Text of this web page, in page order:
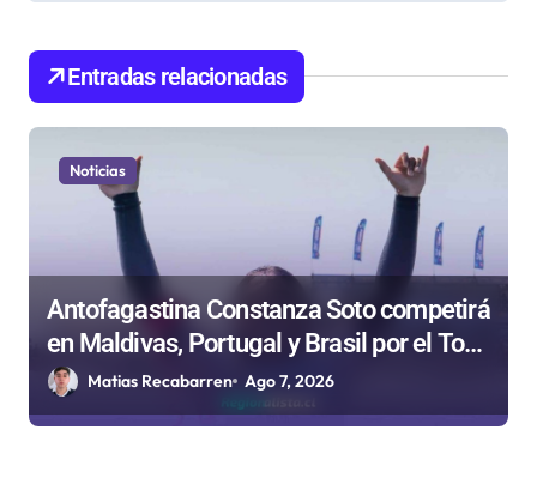
d
e
e
n
d
Entradas relacionadas
Noticias
Antofagastina Constanza Soto competirá
en Maldivas, Portugal y Brasil por el Tour
Mundial de Bodyboard
Matias Recabarren Ago 7, 2026